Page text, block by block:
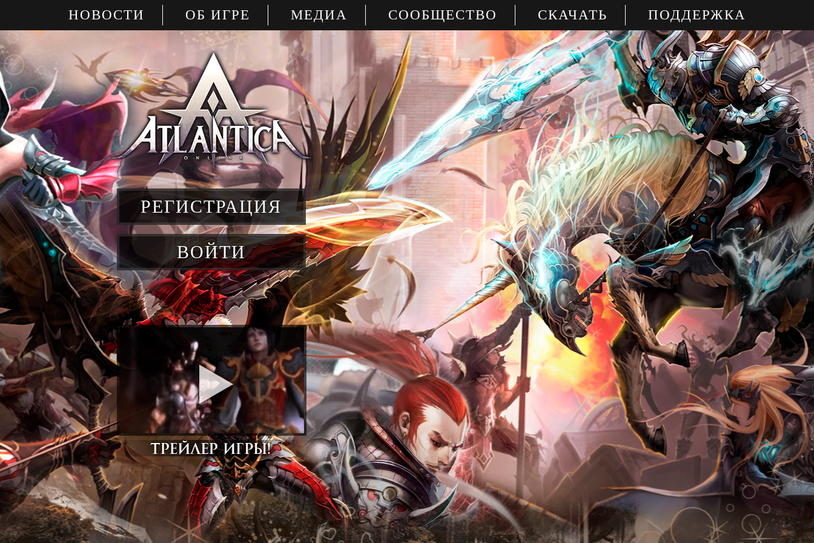
НОВОСТИ ОБ ИГРЕ МЕДИА СООБЩЕСТВО СКАЧАТЬ ПОДДЕРЖКА
РЕГИСТРАЦИЯ
ВОЙТИ